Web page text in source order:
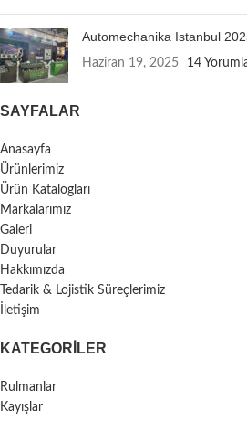
Automechanika Istanbul
Haziran 19, 2025 14
SAYFALAR
Anasayfa
Ürünlerimiz
Ürün Katalogları
Markalarımız
Galeri
Duyurular
Hakkımızda
Tedarik & Lojistik Süreçlerimiz
İletişim
KATEGORILER
Rulmanlar
Kayışlar